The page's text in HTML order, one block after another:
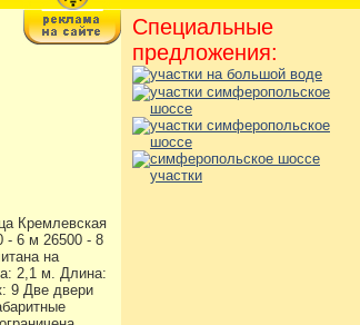
Кремлевская
- 6 м 26500 - 8
на
2,1 м. Длина:
9 Две двери
Специальные
предложения: